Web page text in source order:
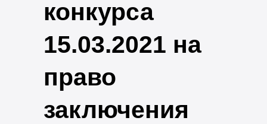
конкурса
15.03.2021 на
право
заключения